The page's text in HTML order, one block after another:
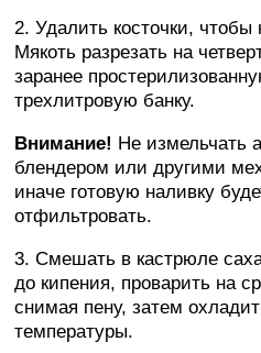
2. Удалить косточки, чтобы
Мякоть разрезать на
заранее
трехлитровую банку.
Внимание! Не измельчать
блендером или другими
иначе готовую наливку
отфильтровать.
3. Смешать в кастрюле
до кипения, проварить на
снимая пену, затем
температуры.